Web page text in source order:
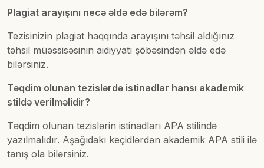
Plagiat arayışını necə əldə edə bilərəm?
Tezisinizin plagiat haqqında arayışını təhsil aldığınız
təhsil müəssisəsinin aidiyyatı şöbəsindən əldə edə
bilərsiniz.
Təqdim olunan tezislərdə istinadlar hansı akademik
stildə verilməlidir?
Təqdim olunan tezislərin istinadları APA stilində
yazılmalıdır. Aşağıdakı keçidlərdən akademik APA stili ilə
tanış ola bilərsiniz.